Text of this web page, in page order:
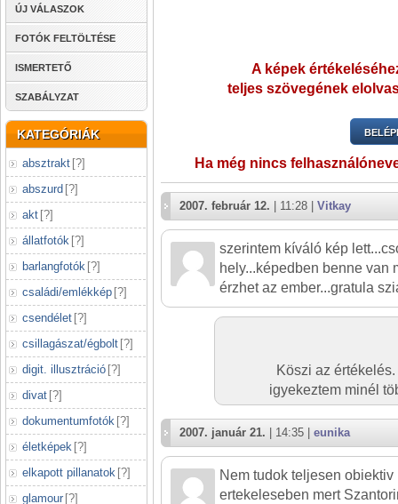
ÚJ VÁLASZOK
FOTÓK FELTÖLTÉSE
ISMERTETŐ
SZABÁLYZAT
KATEGÓRIÁK
absztrakt [?]
abszurd [?]
akt [?]
állatfotók [?]
barlangfotók [?]
családi/emlékkép [?]
csendélet [?]
csillagászat/égbolt [?]
digit. illusztráció [?]
divat [?]
dokumentumfotók [?]
életképek [?]
elkapott pillanatok [?]
glamour [?]
A képek
teljes szövegének
Ha még nincs
2007. február 12. | 11:28 | Vitkay
szerintem kíváló kép
hely...képedben benne van
érzhet az ember...gratula
Köszi az
igyekeztem minél
2007. január 21. | 14:35 | eunika
Nem tudok teljesen
ertekeleseben mert